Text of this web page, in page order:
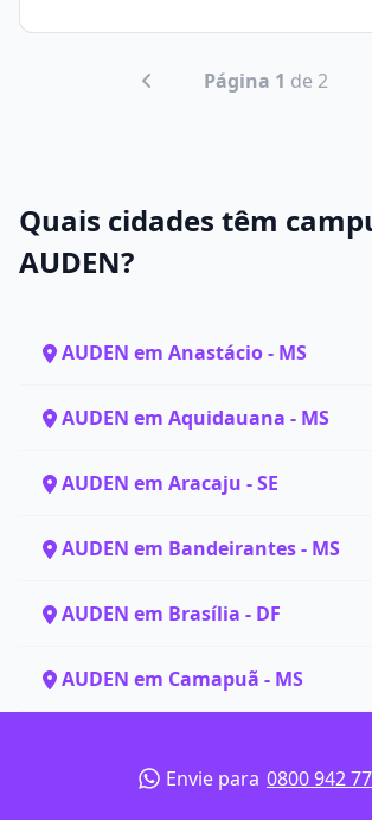
Página 1 de 2
Quais cidades têm
AUDEN?
AUDEN em Anastácio - MS
AUDEN em Aquidauana - MS
AUDEN em Aracaju - SE
AUDEN em Bandeirantes - MS
AUDEN em Brasília - DF
AUDEN em Camapuã - MS
Envie para 0800 942